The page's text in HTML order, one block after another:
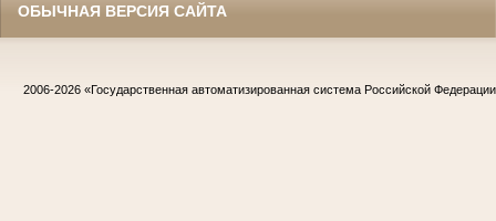
ОБЫЧНАЯ ВЕРСИЯ САЙТА
2006-2026 «Государственная автоматизированная система Российской